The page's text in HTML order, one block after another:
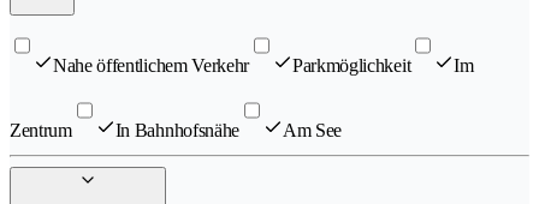
Nahe öffentlichem Verkehr Parkmöglichkeit Im
Zentrum In Bahnhofsnähe Am See